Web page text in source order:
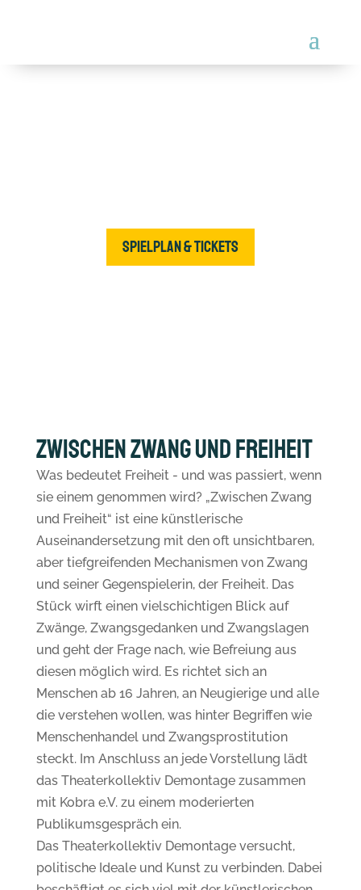
Spielplan & Tickets
Zwischen Zwang und Freiheit
Was bedeutet Freiheit - und was passiert, wenn
sie einem genommen wird? „Zwischen Zwang
und Freiheit“ ist eine künstlerische
Auseinandersetzung mit den oft unsichtbaren,
aber tiefgreifenden Mechanismen von Zwang
und seiner Gegenspielerin, der Freiheit. Das
Stück wirft einen vielschichtigen Blick auf
Zwänge, Zwangsgedanken und Zwangslagen
und geht der Frage nach, wie Befreiung aus
diesen möglich wird. Es richtet sich an
Menschen ab 16 Jahren, an Neugierige und alle
die verstehen wollen, was hinter Begriffen wie
Menschenhandel und Zwangsprostitution
steckt. Im Anschluss an jede Vorstellung lädt
das Theaterkollektiv Demontage zusammen
mit Kobra e.V. zu einem moderierten
Publikumsgespräch ein.
Das Theaterkollektiv Demontage versucht,
politische Ideale und Kunst zu verbinden. Dabei